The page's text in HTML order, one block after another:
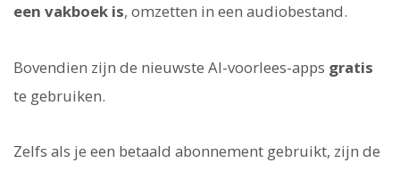
een vakboek is, omzetten in een audiobestand.
Bovendien zijn de nieuwste AI-voorlees-apps gratis
te gebruiken.
Zelfs als je een betaald abonnement gebruikt, zijn de